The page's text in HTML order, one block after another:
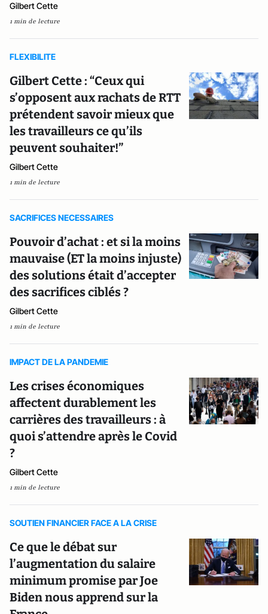
Gilbert Cette
1 min de lecture
FLEXIBILITE
Gilbert Cette : “Ceux qui
s’opposent aux rachats de RTT
prétendent savoir mieux que
les travailleurs ce qu’ils
peuvent souhaiter!”
Gilbert Cette
1 min de lecture
SACRIFICES NECESSAIRES
Pouvoir d’achat : et si la moins
mauvaise (ET la moins injuste)
des solutions était d’accepter
des sacrifices ciblés ?
Gilbert Cette
1 min de lecture
IMPACT DE LA PANDEMIE
Les crises économiques
affectent durablement les
carrières des travailleurs : à
quoi s’attendre après le Covid
?
Gilbert Cette
1 min de lecture
SOUTIEN FINANCIER FACE A LA CRISE
Ce que le débat sur
l’augmentation du salaire
minimum promise par Joe
Biden nous apprend sur la